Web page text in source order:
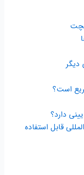
دیگر
است؟
دارد؟
قابل استفاده